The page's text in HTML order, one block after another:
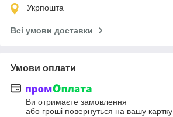
Укрпошта
Всі умови доставки
Умови оплати
Ви отримаєте замовлення
або гроші повернуться на вашу картку